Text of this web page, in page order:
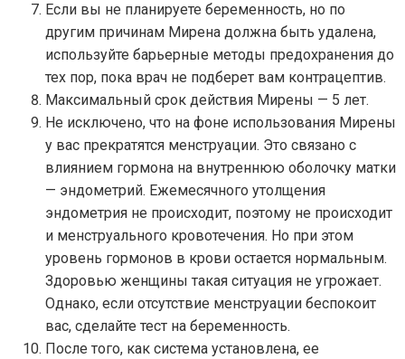
Если вы не планируете беременность, но по
другим причинам Мирена должна быть удалена,
используйте барьерные методы предохранения до
тех пор, пока врач не подберет вам контрацептив.
Максимальный срок действия Мирены — 5 лет.
Не исключено, что на фоне использования Мирены
у вас прекратятся менструации. Это связано с
влиянием гормона на внутреннюю оболочку матки
— эндометрий. Ежемесячного утолщения
эндометрия не происходит, поэтому не происходит
и менструального кровотечения. Но при этом
уровень гормонов в крови остается нормальным.
Здоровью женщины такая ситуация не угрожает.
Однако, если отсутствие менструации беспокоит
вас, сделайте тест на беременность.
После того, как система установлена, ее